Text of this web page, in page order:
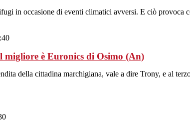
in occasione di eventi climatici avversi. E ciò provoca
migliore è Euronics di Osimo (An)
della cittadina marchigiana, vale a dire Trony, e al